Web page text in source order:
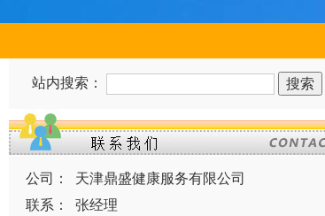
站内搜索：
公司：
天津鼎盛健康服务有限公司
联系：
张经理